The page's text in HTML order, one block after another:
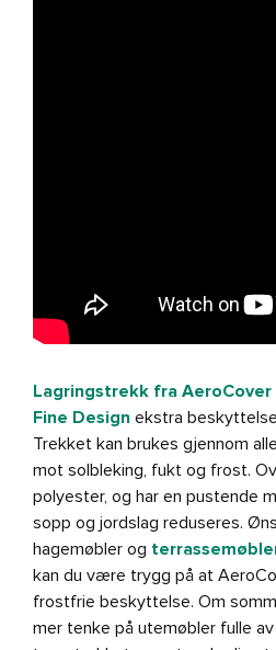
Lagringstrekk fra AeroCover
Fine Design ekstra
Trekket kan brukes gjennom
mot solbleking, fukt og frost.
polyester, og har en pustende
sopp og jordslag reduseres.
hagemøbler og
kan du være trygg på at
frostfrie beskyttelse. Om
mer tenke på utemøbler fulle